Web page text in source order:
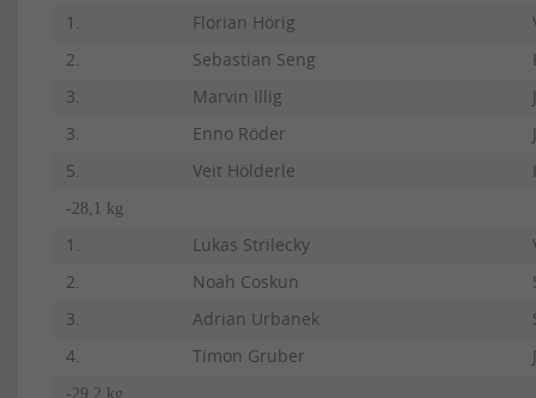
1. Florian Hörig
2.
Sebastian Seng
3.
Marvin Illig
3.
Enno Röder
5.
Veit Hölderle
-28,1 kg
1. Lukas Strilecky
2.
Noah Coskun
3.
Adrian Urbanek
4.
Timon Gruber
-29,2 kg